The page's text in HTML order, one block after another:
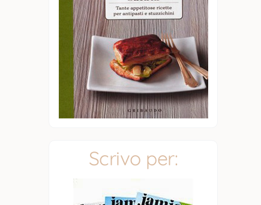
Scrivo per: